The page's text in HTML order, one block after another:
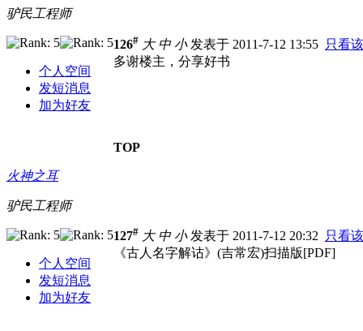
驴民工程师
个人空间
发短消息
加为好友
126# 大 中 小发表于 2011-7-12 13:55 只看
多谢楼主，分享好书
TOP
火神之耳
驴民工程师
个人空间
发短消息
加为好友
127# 大 中 小发表于 2011-7-12 20:32
只看
《古人名字解诂》(吉常宏)扫描版[PDF]